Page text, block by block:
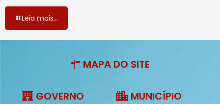
Leia mais...
MAPA DO SITE
GOVERNO MUNICÍPIO